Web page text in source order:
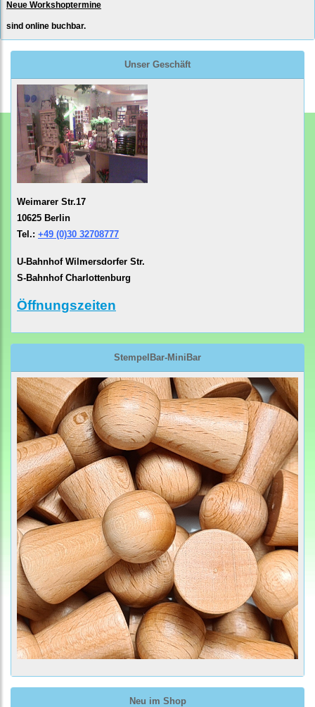
Neue Workshoptermine
sind online buchbar.
Unser Geschäft
Weimarer Str.17
10625 Berlin
Tel.: +49 (0)30 32708777
U-Bahnhof Wilmersdorfer Str.
S-Bahnhof Charlottenburg
Öffnungszeiten
StempelBar-MiniBar
Neu im Shop